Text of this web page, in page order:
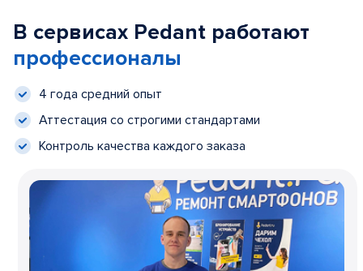
В сервисах Pedant работают
профессионалы
4 года средний опыт
Аттестация со строгими стандартами
Контроль качества каждого заказа